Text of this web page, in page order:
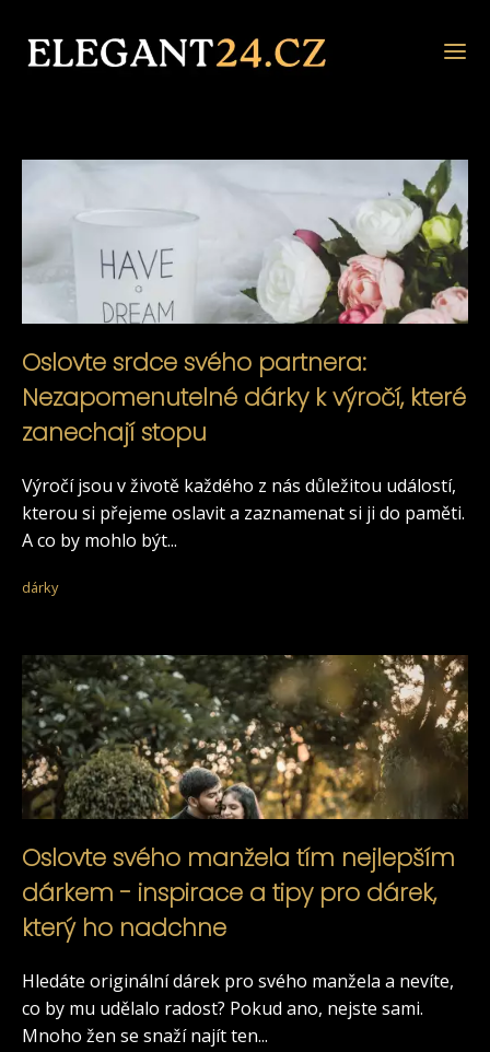
Oslovte srdce svého partnera:
Nezapomenutelné dárky k výročí, které
zanechají stopu
Výročí jsou v životě každého z nás důležitou událostí,
kterou si přejeme oslavit a zaznamenat si ji do paměti.
A co by mohlo být...
dárky
Oslovte svého manžela tím nejlepším
dárkem - inspirace a tipy pro dárek,
který ho nadchne
Hledáte originální dárek pro svého manžela a nevíte,
co by mu udělalo radost? Pokud ano, nejste sami.
Mnoho žen se snaží najít ten...